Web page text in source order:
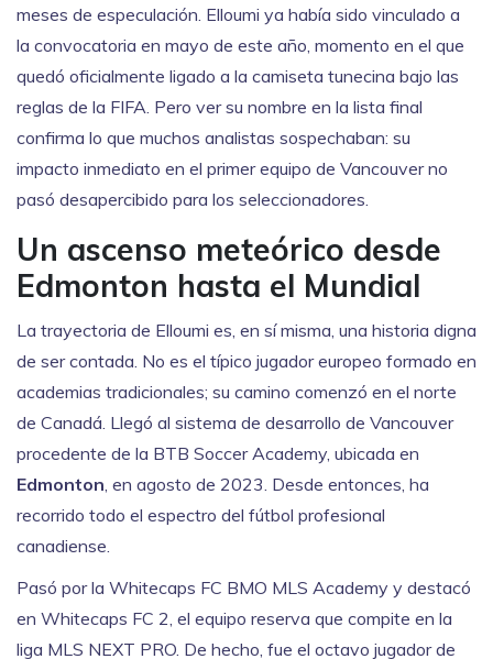
meses de especulación. Elloumi ya había sido vinculado a
la convocatoria en mayo de este año, momento en el que
quedó oficialmente ligado a la camiseta tunecina bajo las
reglas de la FIFA. Pero ver su nombre en la lista final
confirma lo que muchos analistas sospechaban: su
impacto inmediato en el primer equipo de Vancouver no
pasó desapercibido para los seleccionadores.
Un ascenso meteórico desde
Edmonton hasta el Mundial
La trayectoria de Elloumi es, en sí misma, una historia digna
de ser contada. No es el típico jugador europeo formado en
academias tradicionales; su camino comenzó en el norte
de Canadá. Llegó al sistema de desarrollo de Vancouver
procedente de la BTB Soccer Academy, ubicada en
Edmonton, en agosto de 2023. Desde entonces, ha
recorrido todo el espectro del fútbol profesional
canadiense.
Pasó por la Whitecaps FC BMO MLS Academy y destacó
en Whitecaps FC 2, el equipo reserva que compite en la
liga MLS NEXT PRO. De hecho, fue el octavo jugador de